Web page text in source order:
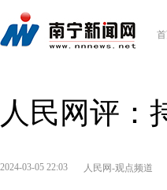
人民网评：
2024-03-05 22:03 人民网-观点频道